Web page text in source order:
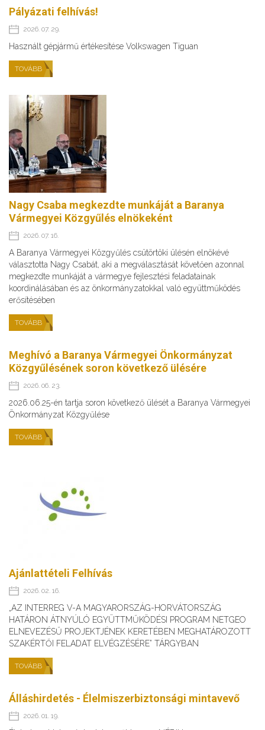
Pályázati felhívás!
2026. 07. 29.
Használt gépjármű értékesítése Volkswagen Tiguan
TOVÁBB
Nagy Csaba megkezdte munkáját a Baranya
Vármegyei Közgyűlés elnökeként
2026. 07. 16.
A Baranya Vármegyei Közgyűlés csütörtöki ülésén elnökévé
választotta Nagy Csabát, aki a megválasztását követően azonnal
megkezdte munkáját a vármegye fejlesztési feladatainak
koordinálásában és az önkormányzatokkal való együttműködés
erősítésében
TOVÁBB
Meghívó a Baranya Vármegyei Önkormányzat
Közgyűlésének soron következő ülésére
2026. 06. 23.
2026.06.25-én tartja soron következő ülését a Baranya Vármegyei
Önkormányzat Közgyűlése
TOVÁBB
Ajánlattételi Felhívás
2026. 02. 16.
„AZ INTERREG V-A MAGYARORSZÁG-HORVÁTORSZÁG
HATÁRON ÁTNYÚLÓ EGYÜTTMŰKÖDÉSI PROGRAM NETGEO
ELNEVEZÉSŰ PROJEKTJÉNEK KERETÉBEN MEGHATÁROZOTT
SZAKÉRTŐI FELADAT ELVÉGZÉSÉRE” TÁRGYBAN
TOVÁBB
Álláshirdetés - Élelmiszerbiztonsági mintavevő
2026. 01. 19.